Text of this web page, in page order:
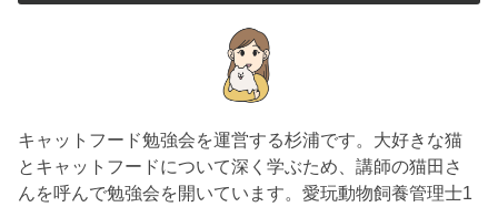
キャットフード勉強会を運営する杉浦です。大好きな猫
とキャットフードについて深く学ぶため、講師の猫田さ
んを呼んで勉強会を開いています。愛玩動物飼養管理士1